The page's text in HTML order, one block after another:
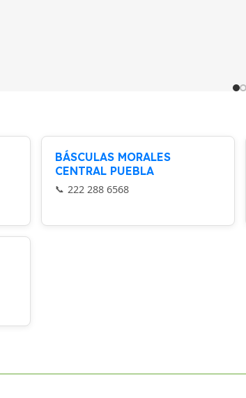
BÁSCULAS MORALES
CENTRAL PUEBLA
222 288 6568